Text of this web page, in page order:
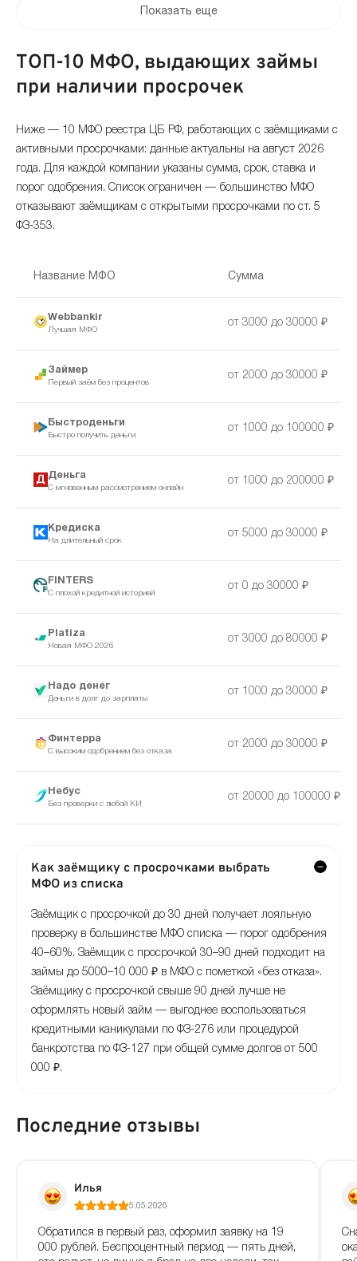
Показать еще
ТОП-10 МФО, выдающих займы
при наличии просрочек
Ниже — 10 МФО реестра ЦБ РФ, работающих с заёмщиками с
активными просрочками: данные актуальны на август 2026
года. Для каждой компании указаны сумма, срок, ставка и
порог одобрения. Список ограничен — большинство МФО
отказывают заёмщикам с открытыми просрочками по ст. 5
ФЗ-353.
Название МФО Сумма
Webbankir
Лучшая МФО
от 3000 до 30000 ₽
Займер
Первый заём без процентов
от 2000 до 30000 ₽
Быстроденьги
Быстро получить деньги
от 1000 до 100000 ₽
Деньга
С мгновенным рассмотрением онлайн
от 1000 до 200000 ₽
Кредиска
На длительный срок
от 5000 до 30000 ₽
FINTERS
С плохой кредитной историей
от 0 до 30000 ₽
Platiza
Новая МФО 2026
от 3000 до 80000 ₽
Надо денег
Деньги в долг до зарплаты
от 1000 до 30000 ₽
Финтерра
С высоким одобрением без отказа
от 2000 до 30000 ₽
Небус
Без проверки с любой КИ
от 20000 до 100000 ₽
Как заёмщику с просрочками выбрать
МФО из списка
Заёмщик с просрочкой до 30 дней получает лояльную
проверку в большинстве МФО списка — порог одобрения
40–60%. Заёмщик с просрочкой 30–90 дней подходит на
займы до 5000–10 000 ₽ в МФО с пометкой «без отказа».
Заёмщику с просрочкой свыше 90 дней лучше не
оформлять новый займ — выгоднее воспользоваться
кредитными каникулами по ФЗ-276 или процедурой
банкротства по ФЗ-127 при общей сумме долгов от 500
000 ₽.
Последние отзывы
Илья
5.05.2026
Обратился в первый раз, оформил заявку на 19
000 рублей. Беспроцентный период — пять дней,